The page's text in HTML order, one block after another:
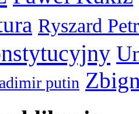
Ryszard
putin